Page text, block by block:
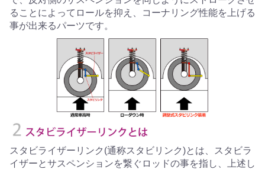
ることによってロールを抑え、コーナリング性能を上げる
事が出来るパーツです。
スタビライザーリンク(通称スタビリンク)とは、スタビラ
イザーとサスペンションを繋ぐロッドの事を指し、上述し